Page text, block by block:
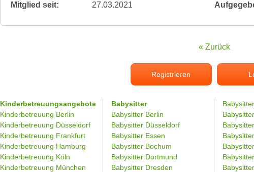
Mitglied seit:
27.03.2021
« Zurück
Registrieren
Kinderbetreuungsangebote
Kinderbetreuung Berlin
Kinderbetreuung Düsseldorf
Kinderbetreuung Frankfurt
Kinderbetreuung Hamburg
Kinderbetreuung Köln
Kinderbetreuung München
Babysitter
Babysitter Berlin
Babysitter Düsseldorf
Babysitter Essen
Babysitter Bochum
Babysitter Dortmund
Babysitter Dresden